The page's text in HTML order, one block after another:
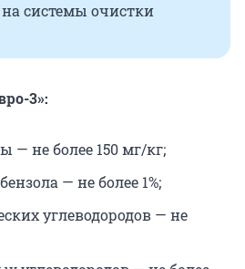
системы очистки
3»:
— не более 150 мг/кг;
— не более 1%;
углеводородов — не